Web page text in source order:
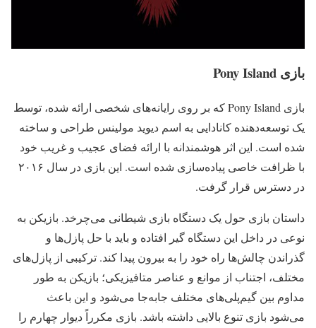
بازی Pony Island
بازی Pony Island که بر روی رایانه‌های شخصی ارائه شده، توسط
یک توسعه‌دهنده کانادایی به اسم دیوید مولینس طراحی و ساخته
شده است. این اثر هوشمندانه با ارائه فضای عجیب و غریب خود
با ظرافت خاصی پیاده‌سازی شده است. این بازی در سال ۲۰۱۶
در دسترس قرار گرفت.
داستان بازی حول یک دستگاه بازی شیطانی می‌چرخد. بازیکن به
نوعی در داخل این دستگاه گیر افتاده و باید با حل پازل‌ها و
گذراندن چالش‌ها راه خود را به بیرون پیدا کند. ترکیبی از پازل‌های
مختلف، اجتناب از موانع و عناصر متافیزیکی؛ بازیکن به طور
مداوم بین گیم‌پلی‌های مختلف جابه‌جا می‌شود و این باعث
می‌شود بازی تنوع بالایی داشته باشد. بازی مکرراً دیوار چهارم را